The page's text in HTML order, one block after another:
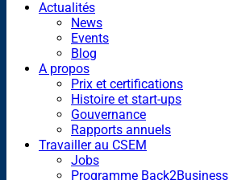
Actualités
News
Events
Blog
A propos
Prix et certifications
Histoire et start-ups
Gouvernance
Rapports annuels
Travailler au CSEM
Jobs
Programme Back2Business